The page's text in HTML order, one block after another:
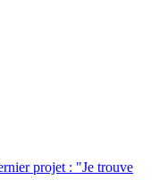
projet : "Je trouve